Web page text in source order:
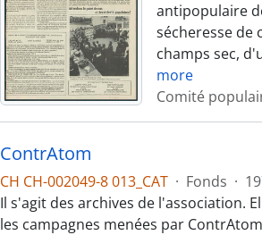
antipopulaire
sécheresse de
champs sec,
more
Comité
ContrAtom
CH CH-002049-8 013_CAT · Fonds ·
Il s'agit des archives de l'association.
les campagnes menées par